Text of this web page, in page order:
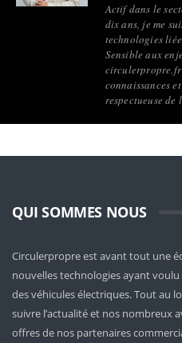
Actif dans le
dix ans, je me
technologies
Sensible aux
circulerpropre.fr
connaissances
respectueuse de
QUI SOMMES NOUS
Circulerpropre est avant tout une
nouvelles technologies ayant
des véhicules électriques. Tout au
suivre l’actualité et nos nombreux
offres de nos partenaires